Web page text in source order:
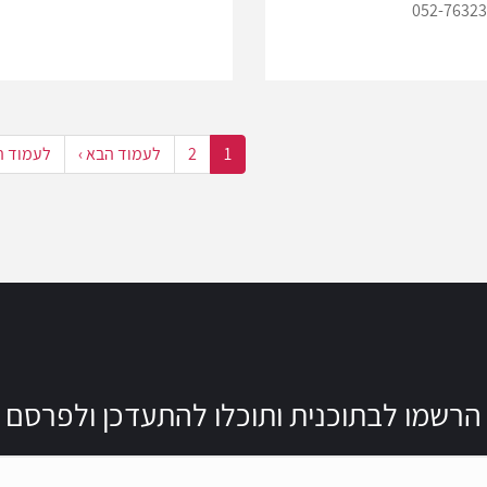
052-
1
2 לעמוד הבא › לעמוד
הרשמו לבתוכנית ותוכלו להתעדכן ולפרסם